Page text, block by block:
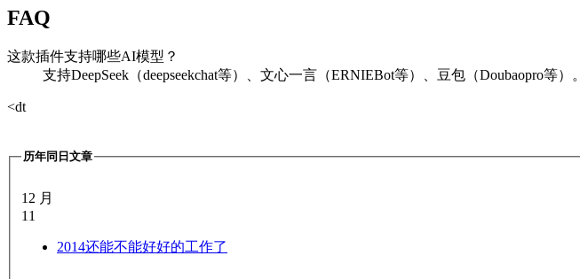
FAQ
这款插件支持哪些AI模型？
支持DeepSeek（deepseekchat等）、文心一言（ERNIEBot等）、豆包（Doubaopro等）。
<dt
历年同日文章
12 月
11
2014还能不能好好的工作了